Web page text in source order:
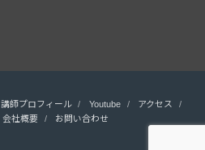
講師プロフィール Youtube
アクセス
会社概要 お問い合わせ